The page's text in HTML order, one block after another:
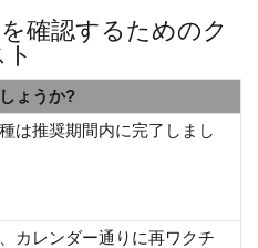
確認するためのク
ょうか?
は推奨期間内に完了しまし
カレンダー通りに再ワクチ